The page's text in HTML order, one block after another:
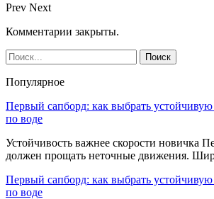
Prev Next
Комментарии закрыты.
Популярное
Первый сапборд: как выбрать устойчивую
по воде
Устойчивость важнее скорости новичка
должен прощать неточные движения.
Первый сапборд: как выбрать устойчивую
по воде